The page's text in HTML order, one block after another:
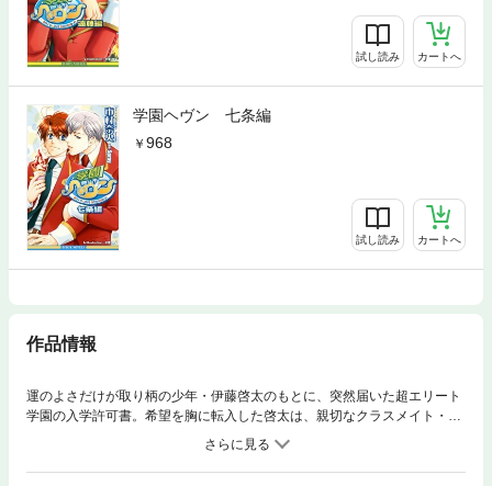
試し読み カートへ
学園ヘヴン 七条編
968
試し読み カートへ
作品情報
運のよさだけが取り柄の少年・伊藤啓太のもとに、突然届いた超エリート
学園の入学許可書。希望を胸に転入した啓太は、親切なクラスメイト・和
希の助けもあり、楽しい学園生活を送ることに。それなのに「君の入学は
間違いだった。退学して欲しい」だって？ 「なにがあってもお前を守
る」と真剣なまなざしの和希に啓太は…？ 大人気BLゲームのノベライ